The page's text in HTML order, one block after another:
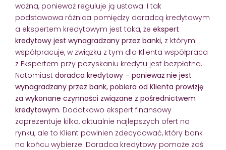
ważna, ponieważ reguluje ją ustawa. I tak
podstawowa różnica pomiędzy doradcą kredytowym
a ekspertem kredytowym jest taka, że ekspert
kredytowy jest wynagradzany przez banki, z którymi
współpracuje, w związku z tym dla Klienta współpraca
z Ekspertem przy pozyskaniu kredytu jest bezpłatna.
Natomiast doradca kredytowy – ponieważ nie jest
wynagradzany przez bank, pobiera od Klienta prowizję
za wykonane czynności związane z pośrednictwem
kredytowym. Dodatkowo ekspert finansowy
zaprezentuje kilka, aktualnie najlepszych ofert na
rynku, ale to Klient powinien zdecydować, który bank
na końcu wybierze. Doradca kredytowy pomoże zaś